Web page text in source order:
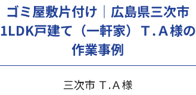
ゴミ屋敷片付け｜広島県三次市
1LDK戸建て（一軒家）Ｔ.Ａ様の
作業事例
三次市 Ｔ.Ａ様